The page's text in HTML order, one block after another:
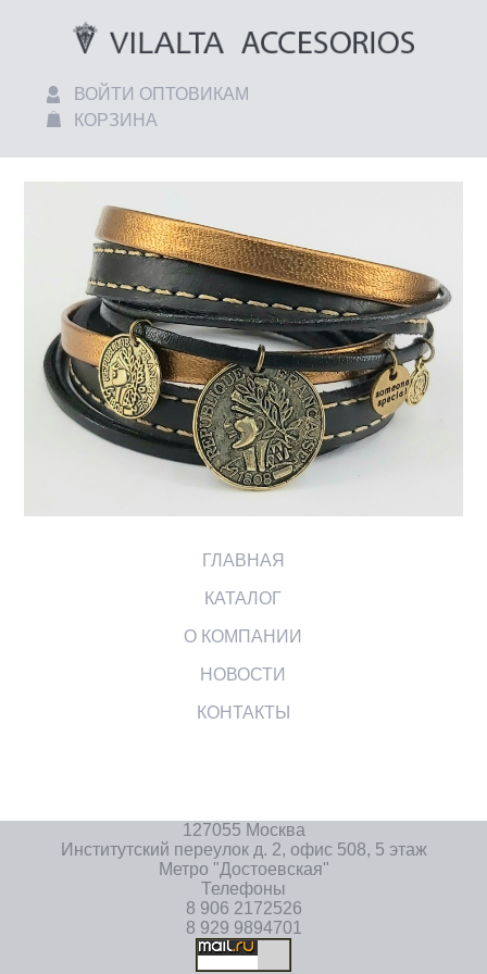
ВОЙТИ ОПТОВИКАМ
КОРЗИНА
ГЛАВНАЯ
КАТАЛОГ
О КОМПАНИИ
НОВОСТИ
КОНТАКТЫ
127055 Москва
Институтский переулок д. 2, офис 508, 5 этаж
Метро "Достоевская"
Телефоны
8 906 2172526
8 929 9894701